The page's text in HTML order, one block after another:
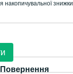
накопичувальної знижки
Повернення